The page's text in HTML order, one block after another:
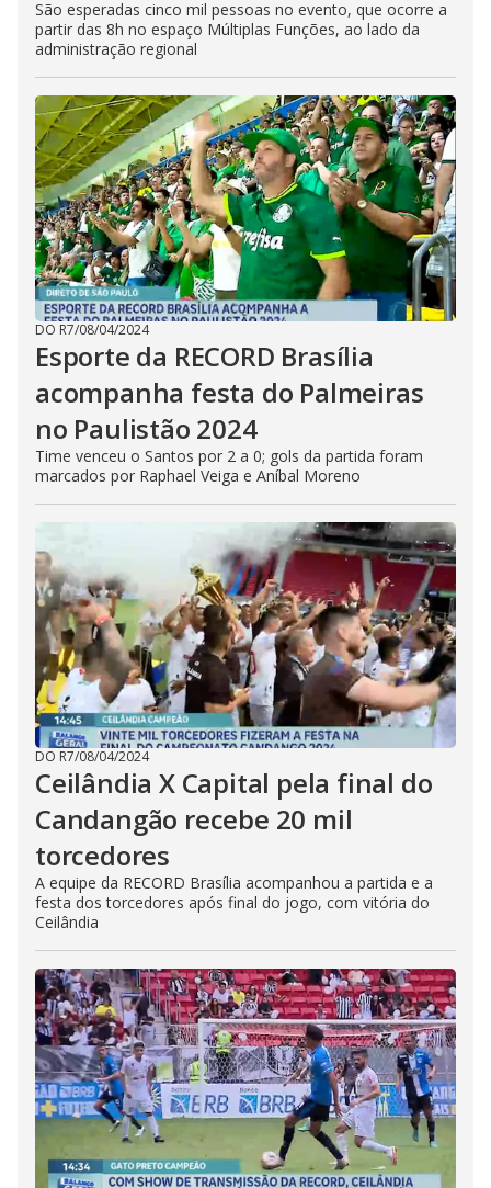
São esperadas cinco mil pessoas no evento, que ocorre a
partir das 8h no espaço Múltiplas Funções, ao lado da
administração regional
DO R7/08/04/2024
Esporte da RECORD Brasília
acompanha festa do Palmeiras
no Paulistão 2024
Time venceu o Santos por 2 a 0; gols da partida foram
marcados por Raphael Veiga e Aníbal Moreno
DO R7/08/04/2024
Ceilândia X Capital pela final do
Candangão recebe 20 mil
torcedores
A equipe da RECORD Brasília acompanhou a partida e a
festa dos torcedores após final do jogo, com vitória do
Ceilândia